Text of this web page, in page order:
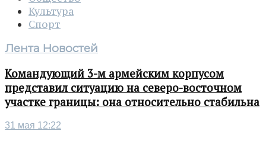
Культура
Спорт
Лента Новостей
Командующий 3-м армейским корпусом
представил ситуацию на северо-восточном
участке границы: она относительно стабильна
31 мая 12:22